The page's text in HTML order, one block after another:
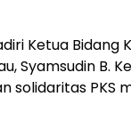
Ketua Bidang
Syamsudin
solidaritas PKS